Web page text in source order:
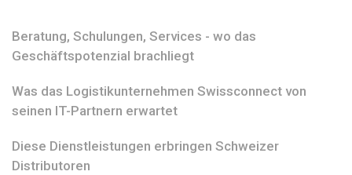
Beratung, Schulungen, Services - wo das
Geschäftspotenzial brachliegt
Was das Logistikunternehmen Swissconnect von
seinen IT-Partnern erwartet
Diese Dienstleistungen erbringen Schweizer
Distributoren